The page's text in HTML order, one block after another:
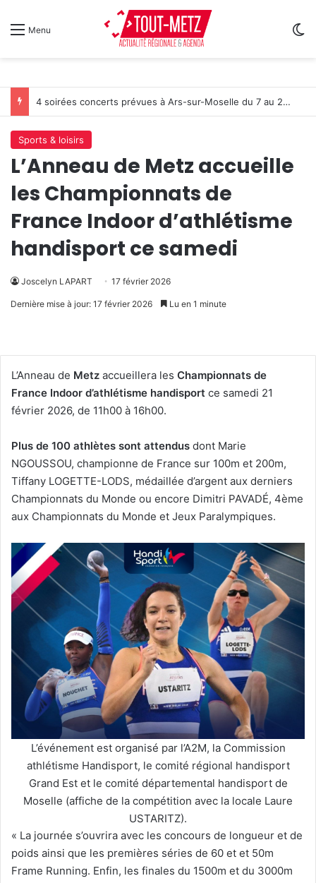
Menu
4 soirées concerts prévues à Ars-sur-Moselle du 7 au 28 août 2026
Sports & loisirs
L’Anneau de Metz accueille
les Championnats de
France Indoor d’athlétisme
handisport ce samedi
Joscelyn LAPART 17 février 2026
Dernière mise à jour: 17 février 2026 Lu en 1 minute
L’Anneau de Metz accueillera les Championnats de
France Indoor d’athlétisme handisport ce samedi 21
février 2026, de 11h00 à 16h00.
Plus de 100 athlètes sont attendus dont Marie
NGOUSSOU, championne de France sur 100m et 200m,
Tiffany LOGETTE-LODS, médaillée d’argent aux derniers
Championnats du Monde ou encore Dimitri PAVADÉ, 4ème
aux Championnats du Monde et Jeux Paralympiques.
L’événement est organisé par l’A2M, la Commission
athlétisme Handisport, le comité régional handisport
Grand Est et le comité départemental handisport de
Moselle (affiche de la compétition avec la locale Laure
USTARITZ).
« La journée s’ouvrira avec les concours de longueur et de
poids ainsi que les premières séries de 60 et et 50m
Frame Running. Enfin, les finales du 1500m et du 3000m